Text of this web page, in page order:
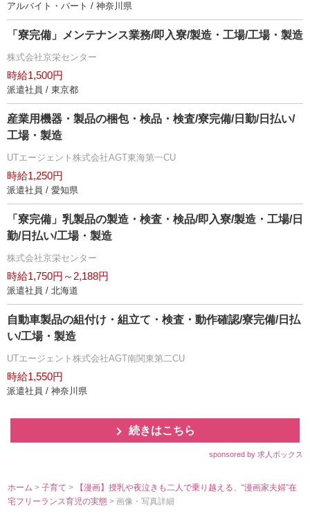
アルバイト・パート / 神奈川県
「寮完備」メンテナンス業務/即入寮/製造・工場/工場・製造
株式会社京栄センター
時給1,500円
派遣社員 / 東京都
産業用機器・製品の梱包・検品・検査/寮完備/日勤/日払い/
工場・製造
UTエージェント株式会社AGT東海第一CU
時給1,250円
派遣社員 / 愛知県
「寮完備」乳製品の製造・検査・検品/即入寮/製造・工場/日
勤/日払い/工場・製造
株式会社京栄センター
時給1,750円～2,188円
派遣社員 / 北海道
自動車製品の組付け・組立て・検査・動作確認/寮完備/日払
い/工場・製造
UTエージェント株式会社AGT南関東第二CU
時給1,550円
派遣社員 / 神奈川県
続きはこちら
sponsored by 求人ボックス
ホーム >子育て>
【漫画】授乳や夜泣きも二人で乗り越える、“漫画家夫婦”在
宅フリーランス育児の実態> 画像・写真詳細